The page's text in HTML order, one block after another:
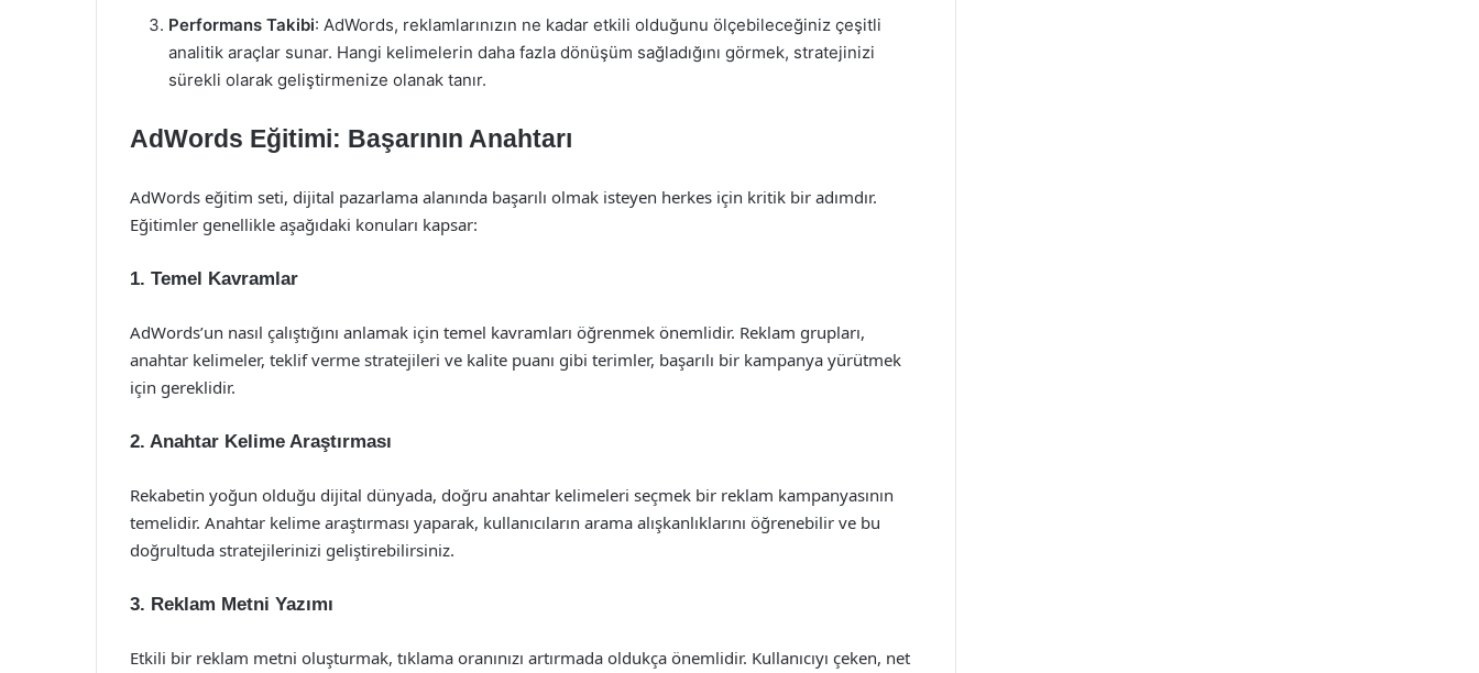
Performans Takibi: AdWords, reklamlarınızın ne kadar etkili olduğunu ölçebileceğiniz çeşitli
analitik araçlar sunar. Hangi kelimelerin daha fazla dönüşüm sağladığını görmek, stratejinizi
sürekli olarak geliştirmenize olanak tanır.
AdWords Eğitimi: Başarının Anahtarı
AdWords eğitim seti, dijital pazarlama alanında başarılı olmak isteyen herkes için kritik bir adımdır.
Eğitimler genellikle aşağıdaki konuları kapsar:
1. Temel Kavramlar
AdWords’un nasıl çalıştığını anlamak için temel kavramları öğrenmek önemlidir. Reklam grupları,
anahtar kelimeler, teklif verme stratejileri ve kalite puanı gibi terimler, başarılı bir kampanya yürütmek
için gereklidir.
2. Anahtar Kelime Araştırması
Rekabetin yoğun olduğu dijital dünyada, doğru anahtar kelimeleri seçmek bir reklam kampanyasının
temelidir. Anahtar kelime araştırması yaparak, kullanıcıların arama alışkanlıklarını öğrenebilir ve bu
doğrultuda stratejilerinizi geliştirebilirsiniz.
3. Reklam Metni Yazımı
Etkili bir reklam metni oluşturmak, tıklama oranınızı artırmada oldukça önemlidir. Kullanıcıyı çeken, net